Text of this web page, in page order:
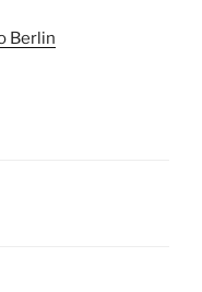
Berlin